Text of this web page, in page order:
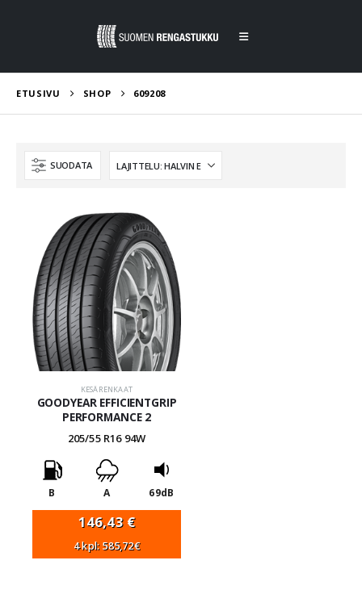
ETUSIVU SHOP 609208
SUODATA
KESÄRENKAAT
GOODYEAR EFFICIENTGRIP
PERFORMANCE 2
205/55 R16 94W
B A 69dB
146,43 €
4 kpl: 585,72€